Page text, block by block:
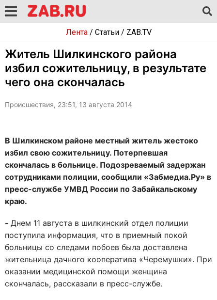
Лента/ Статьи/ ZAB.TV
Житель Шилкинского района
избил сожительницу, в результате
чего она скончалась
Происшествия, 23:51, 13 августа 2014
В Шилкинском районе местный житель жестоко
избил свою сожительницу. Потерпевшая
скончалась в больнице. Подозреваемый задержан
сотрудниками полиции, сообщили «Забмедиа.Ру» в
пресс-службе УМВД России по Забайкальскому
краю.
- Днем 11 августа в шилкинский отдел полиции
поступила информация, что в приемный покой
больницы со следами побоев была доставлена
жительница дачного кооператива «Черемушки». При
оказании медицинской помощи женщина
скончалась, рассказали в пресс-службе.